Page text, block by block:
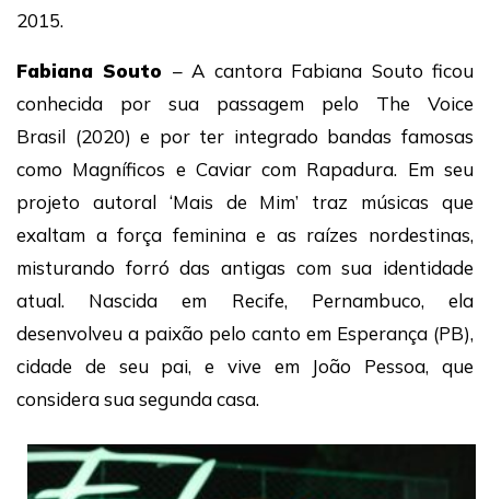
2015.
Fabiana Souto – A cantora Fabiana Souto ficou
conhecida por sua passagem pelo The Voice
Brasil (2020) e por ter integrado bandas famosas
como Magníficos e Caviar com Rapadura. Em seu
projeto autoral ‘Mais de Mim’ traz músicas que
exaltam a força feminina e as raízes nordestinas,
misturando forró das antigas com sua identidade
atual. Nascida em Recife, Pernambuco, ela
desenvolveu a paixão pelo canto em Esperança (PB),
cidade de seu pai, e vive em João Pessoa, que
considera sua segunda casa.